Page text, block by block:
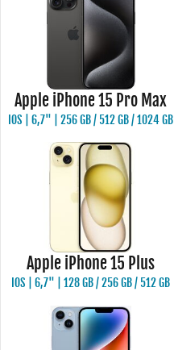
Apple iPhone 15 Pro Max
IOS | 6,7" | 256 GB / 512 GB / 1024 GB
Apple iPhone 15 Plus
IOS | 6,7" | 128 GB / 256 GB / 512 GB